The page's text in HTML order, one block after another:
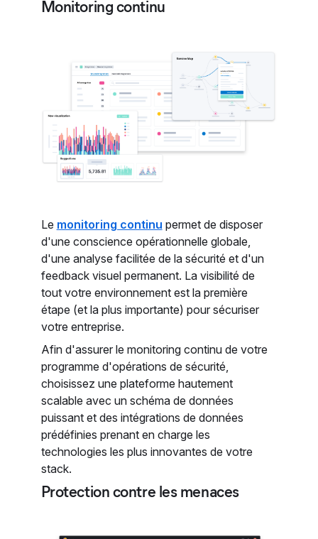
Monitoring continu
Le monitoring continu permet de disposer
d'une conscience opérationnelle globale,
d'une analyse facilitée de la sécurité et d'un
feedback visuel permanent. La visibilité de
tout votre environnement est la première
étape (et la plus importante) pour sécuriser
votre entreprise.
Afin d'assurer le monitoring continu de votre
programme d'opérations de sécurité,
choisissez une plateforme hautement
scalable avec un schéma de données
puissant et des intégrations de données
prédéfinies prenant en charge les
technologies les plus innovantes de votre
stack.
Protection contre les menaces